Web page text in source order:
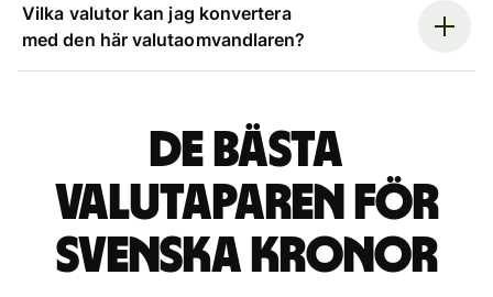
Vilka valutor kan jag konvertera
med den här valutaomvandlaren?
De bästa
valutaparen för
svenska kronor